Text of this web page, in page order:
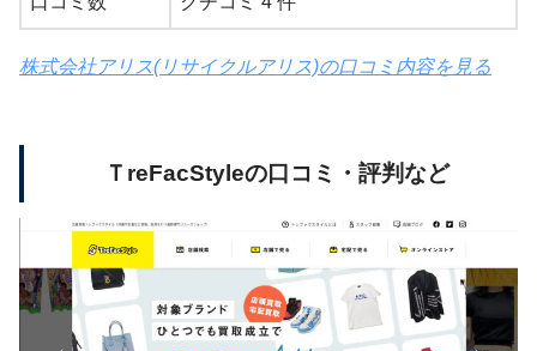
株式会社アリス(リサイクルアリス)の口コミ内容を見る
ＴreFacStyleの口コミ・評判など